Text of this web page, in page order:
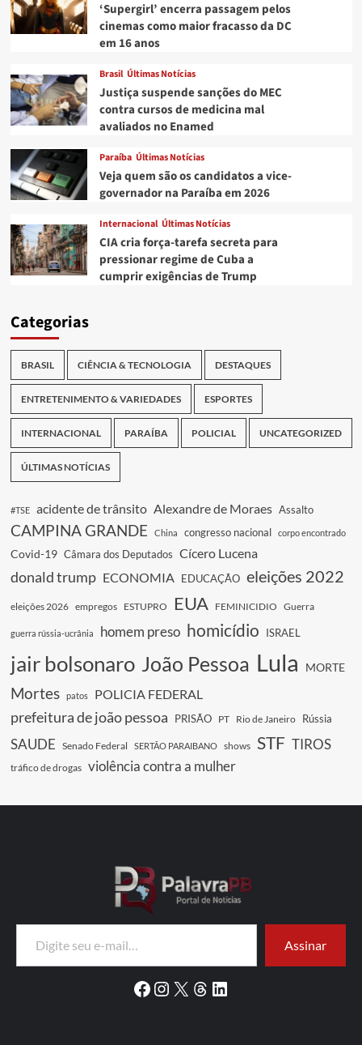
‘Supergirl’ encerra passagem pelos
cinemas como maior fracasso da DC
em 16 anos
Brasil Últimas Notícias
Justiça suspende sanções do MEC
contra cursos de medicina mal
avaliados no Enamed
Paraíba Últimas Notícias
Veja quem são os candidatos a vice-
governador na Paraíba em 2026
Internacional Últimas Notícias
CIA cria força-tarefa secreta para
pressionar regime de Cuba a
cumprir exigências de Trump
Categorias
BRASIL CIÊNCIA & TECNOLOGIA DESTAQUES
ENTRETENIMENTO & VARIEDADES ESPORTES
INTERNACIONAL PARAÍBA POLICIAL UNCATEGORIZED
ÚLTIMAS NOTÍCIAS
#TSE acidente de trânsito Alexandre de Moraes Assalto
CAMPINA GRANDE China congresso nacional corpo encontrado
Covid-19 Câmara dos Deputados Cícero Lucena
donald trump ECONOMIA EDUCAÇÃO eleições 2022
eleições 2026 empregos ESTUPRO EUA FEMINICIDIO Guerra
guerra rússia-ucrânia homem preso homicídio ISRAEL
jair bolsonaro João Pessoa Lula MORTE
Mortes patos POLICIA FEDERAL
prefeitura de joão pessoa PRISÃO PT Rio de Janeiro Rússia
SAUDE Senado Federal SERTÃO PARAIBANO shows STF TIROS
tráfico de drogas violência contra a mulher
Digite seu e-mail…
Assinar
Facebook
Instagram
X Threads
LinkedIn